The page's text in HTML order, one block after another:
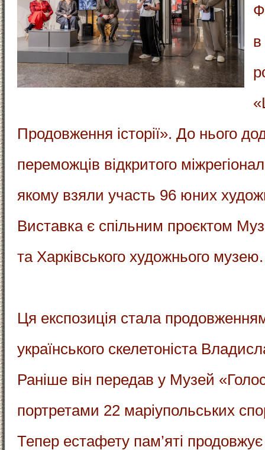
в
Продовження історії». До нього
переможців відкритого
якому взяли участь 96 юних
Виставка є спільним проєктом
та Харківського художнього музею.
Ця експозиція стала продовженням
українського скелетоніста
Раніше він передав у Музей
портретами 22 маріупольських
Тепер естафету пам’яті